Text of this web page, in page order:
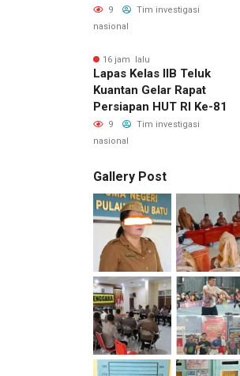
Menuju Zero Halinar
9
Tim investigasi
nasional
16 jam lalu
Lapas Kelas IIB Teluk
Kuantan Gelar Rapat
Persiapan HUT RI Ke-81
9
Tim investigasi
nasional
Gallery Post